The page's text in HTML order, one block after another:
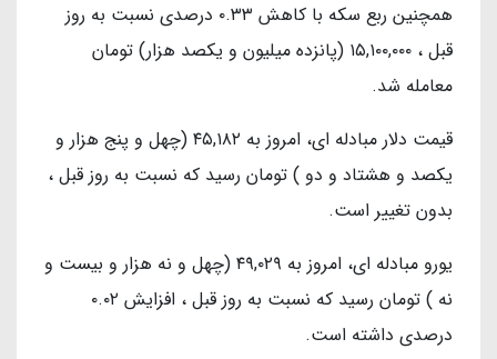
همچنین ربع سکه با کاهش ۰.۳۳ درصدی نسبت به روز
قبل ، ۱۵,۱۰۰,۰۰۰ (پانزده میلیون و یکصد هزار) تومان
معامله شد.
قیمت دلار مبادله ای، امروز به ۴۵,۱۸۲ (چهل و پنج هزار و
یکصد و هشتاد و دو ) تومان رسید که نسبت به روز قبل ،
بدون تغییر است.
یورو مبادله ای، امروز به ۴۹,۰۲۹ (چهل و نه هزار و بیست و
نه ) تومان رسید که نسبت به روز قبل ، افزایش ۰.۰۲
درصدی داشته است.